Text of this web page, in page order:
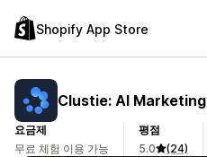
Shopify App Store
Clustie: AI
요금제
무료 체험 이용 가능
평점
5.0
(24)